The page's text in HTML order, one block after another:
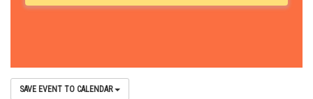
SAVE EVENT TO CALENDAR